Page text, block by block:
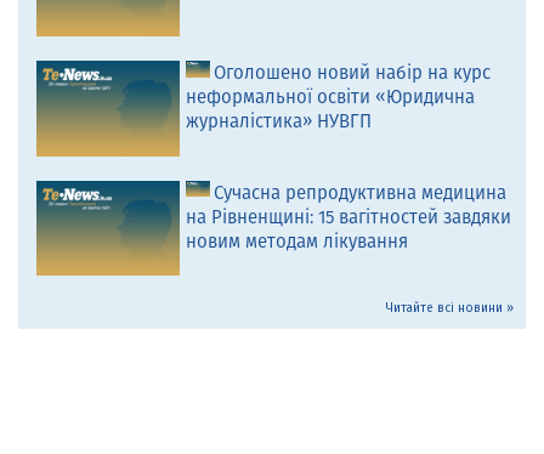
Оголошено новий набір на курс
неформальної освіти «Юридична
журналістика» НУВГП
Сучасна репродуктивна медицина
на Рівненщині: 15 вагітностей завдяки
новим методам лікування
Читайте всі новини »